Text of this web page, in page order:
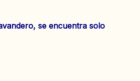
se encuentra solo